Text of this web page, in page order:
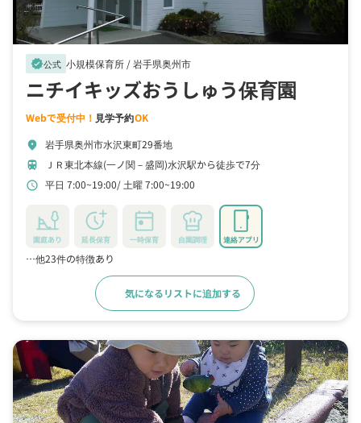
verified公式 小規模保育所 /岩手県奥州市
ニチイキッズおうしゅう保育園
Webで受付中！ 見学予約OK
location_on 岩手県奥州市水沢東町29番地
train ＪＲ東北本線(一ノ関－盛岡)水沢駅から徒歩で7分
schedule 平日 7:00~19:00 土曜 7:00~19:00
園庭あり 延長保育 一時保育 自園調理 連絡アプリ
…他23件の特徴あり
気になるリストに追加する